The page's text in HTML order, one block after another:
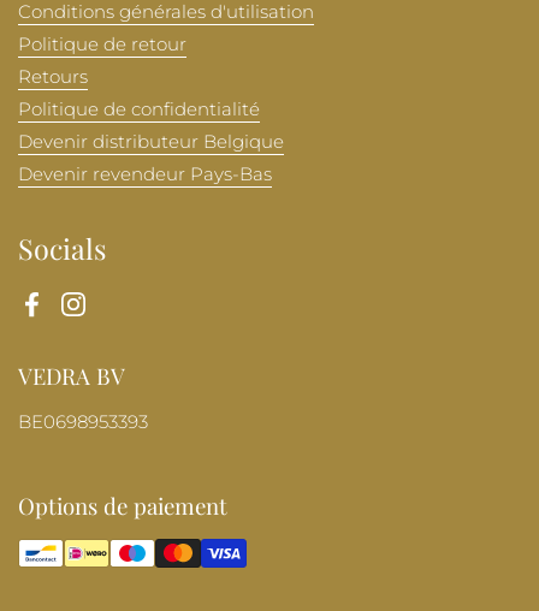
Conditions générales d'utilisation
Politique de retour
Retours
Politique de confidentialité
Devenir distributeur Belgique
Devenir revendeur Pays-Bas
Socials
FacebookInstagram
VEDRA BV
BE0698953393
Options de paiement